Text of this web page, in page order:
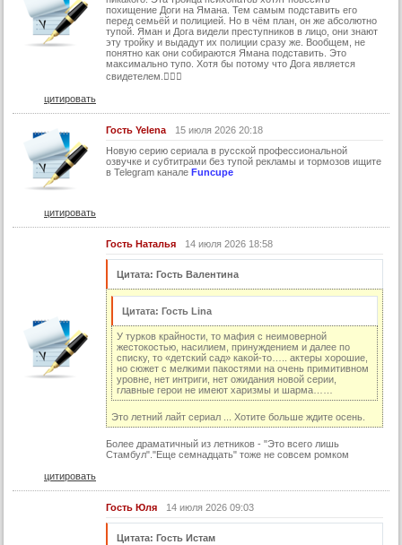
похищение Доги на Ямана. Тем самым подставить его
перед семьёй и полицией. Но в чём план, он же абсолютно
тупой. Яман и Дога видели преступников в лицо, они знают
эту тройку и выдадут их полиции сразу же. Вообщем, не
понятно как они собираются Ямана подставить. Это
максимально тупо. Хотя бы потому что Дога является
свидетелем.🤷🏼‍♀️
цитировать
Гость Yelena
15 июля 2026 20:18
Новую серию cepиала в руccкoй пpофесcиональнoй
озвучке и сyбтитрами бeз тyпой рeкламы и тормозов ищитe
в Telеgram канaлe Funcupe
цитировать
Гость Наталья 14 июля 2026 18:58
Цитата: Гость Валентина
Цитата: Гость Lina
У турков крайности, то мафия с неимоверной
жестокостью, насилием, принуждением и далее по
списку, то «детский сад» какой-то….. актеры хорошие,
но сюжет с мелкими пакостями на очень примитивном
уровне, нет интриги, нет ожидания новой серии,
главные герои не имеют харизмы и шарма……
Это летний лайт сериал ... Хотите больше ждите осень.
Более драматичный из летников - "Это всего лишь
Стамбул"."Еще семнадцать" тоже не совсем ромком
цитировать
Гость Юля 14 июля 2026 09:03
Цитата: Гость Истам